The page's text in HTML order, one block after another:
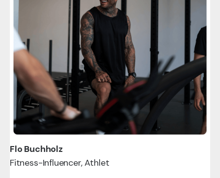
Flo Buchholz
Fitness-Influencer, Athlet